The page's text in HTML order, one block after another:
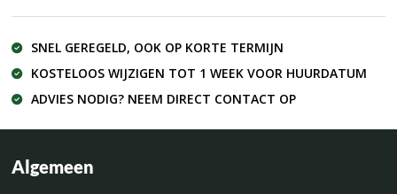
SNEL GEREGELD, OOK OP KORTE TERMIJN
KOSTELOOS WIJZIGEN TOT 1 WEEK VOOR HUURDATUM
ADVIES NODIG? NEEM DIRECT CONTACT OP
Algemeen